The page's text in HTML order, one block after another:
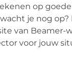
op goede
je nog
van Beamer-
voor jouw